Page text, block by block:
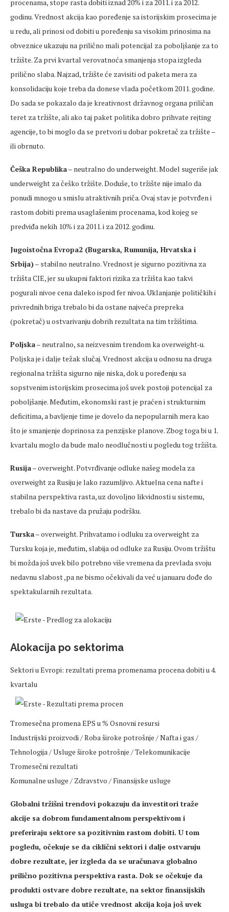
procenama, stope rasta dobiti iznad 20% i za 2011. i za 2012.
godinu. Vrednost akcija kao poređenje sa istorijskim prosecima je
u redu, ali prinosi od dobiti u poređenju sa visokim prinosima na
obveznice ukazuju na prilično mali potencijal za poboljšanje za to
tržište. Za prvi kvartal verovatnoća smanjenja stopa izgleda
prilično slaba. Najzad, tržište će zavisiti od paketa mera za
konsolidaciju koje treba da donese vlada početkom 2011. godine.
Do sada se pokazalo da je kreativnost državnog organa priličan
teret za tržište, ali ako taj paket politika dobro prihvate rejting
agencije, to bi moglo da se pretvori u dobar pokretač za tržište –
ili obrnuto.
Češka Republika– neutralno do underweight. Model sugeriše jak
underweight za češko tržište. Doduše, to tržište nije imalo da
ponudi mnogo u smislu atraktivnih priča. Ovaj stav je potvrđen i
rastom dobiti prema usaglašenim procenama, kod kojeg se
predviđa nekih 10% i za 2011. i za 2012. godinu.
Jugoistočna Evropa2 (Bugarska, Rumunija, Hrvatska i
Srbija)– stabilno neutralno. Vrednost je sigurno pozitivna za
tržišta CIE, jer su ukupni faktori rizika za tržišta kao takvi
pogurali nivoe cena daleko ispod fer nivoa. Uklanjanje političkih i
privrednih briga trebalo bi da ostane najveća prepreka
(pokretač) u ostvarivanju dobrih rezultata na tim tržištima.
Poljska– neutralno, sa neizvesnim trendom ka overweight-u.
Poljska je i dalje težak slučaj. Vrednost akcija u odnosu na druga
regionalna tržišta sigurno nije niska, dok u poređenju sa
sopstvenim istorijskim prosecima još uvek postoji potencijal za
poboljšanje. Međutim, ekonomski rast je praćen i strukturnim
deficitima, a bavljenje time je dovelo da nepopularnih mera kao
što je smanjenje doprinosa za penzijske planove. Zbog toga bi u 1.
kvartalu moglo da bude malo neodlučnosti u pogledu tog tržišta.
Rusija– overweight. Potvrđivanje odluke našeg modela za
overweight za Rusiju je lako razumljivo. Aktuelna cena nafte i
stabilna perspektiva rasta, uz dovoljno likvidnosti u sistemu,
trebalo bi da nastave da pružaju podršku.
Turska– overweight. Prihvatamo i odluku za overweight za
Tursku koja je, međutim, slabija od odluke za Rusiju. Ovom tržištu
bi možda još uvek bilo potrebno više vremena da prevlada svoju
nedavnu slabost ,pa ne bismo očekivali da već u januaru dođe do
spektakularnih rezultata.
Alokacija po sektorima
Sektori u Evropi: rezultati prema promenama procena dobiti u 4.
kvartalu
Tromesečna promena EPS u % Osnovni resursi
Industrijski proizvodi / Roba široke potrošnje / Nafta i gas /
Tehnologija / Usluge široke potrošnje / Telekomunikacije
Tromesečni rezultati
Komunalne usluge / Zdravstvo / Finansijske usluge
Globalni tržišni trendovi pokazuju da investitori traže
akcije sa dobrom fundamentalnom perspektivom i
preferiraju sektore sa pozitivnim rastom dobiti. U tom
pogledu, očekuje se da ciklični sektori i dalje ostvaruju
dobre rezultate, jer izgleda da se uračunava globalno
prilično pozitivna perspektiva rasta. Dok se očekuje da
produkti ostvare dobre rezultate, na sektor finansijskih
usluga bi trebalo da utiče vrednost akcija koja još uvek